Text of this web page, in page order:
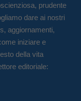
prudente
dare ai nostri
aggiornamenti,
iniziare e
della vita
editoriale: